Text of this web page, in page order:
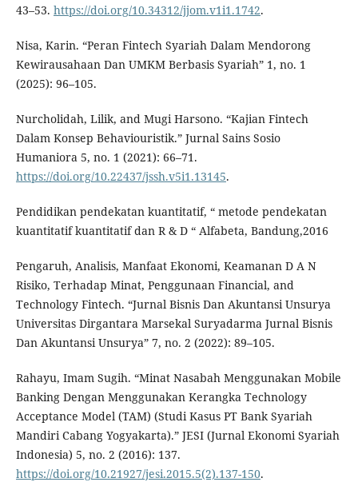
43–53. https://doi.org/10.34312/jjom.v1i1.1742.
Nisa, Karin. “Peran Fintech Syariah Dalam Mendorong
Kewirausahaan Dan UMKM Berbasis Syariah” 1, no. 1
(2025): 96–105.
Nurcholidah, Lilik, and Mugi Harsono. “Kajian Fintech
Dalam Konsep Behaviouristik.” Jurnal Sains Sosio
Humaniora 5, no. 1 (2021): 66–71.
https://doi.org/10.22437/jssh.v5i1.13145.
Pendidikan pendekatan kuantitatif, “ metode pendekatan
kuantitatif kuantitatif dan R & D “ Alfabeta, Bandung,2016
Pengaruh, Analisis, Manfaat Ekonomi, Keamanan D A N
Risiko, Terhadap Minat, Penggunaan Financial, and
Technology Fintech. “Jurnal Bisnis Dan Akuntansi Unsurya
Universitas Dirgantara Marsekal Suryadarma Jurnal Bisnis
Dan Akuntansi Unsurya” 7, no. 2 (2022): 89–105.
Rahayu, Imam Sugih. “Minat Nasabah Menggunakan Mobile
Banking Dengan Menggunakan Kerangka Technology
Acceptance Model (TAM) (Studi Kasus PT Bank Syariah
Mandiri Cabang Yogyakarta).” JESI (Jurnal Ekonomi Syariah
Indonesia) 5, no. 2 (2016): 137.
https://doi.org/10.21927/jesi.2015.5(2).137-150.